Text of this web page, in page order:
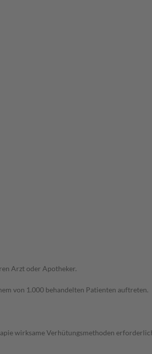
Arzt oder Apotheker.
von 1.000 behandelten Patienten auftreten.
wirksame Verhütungsmethoden